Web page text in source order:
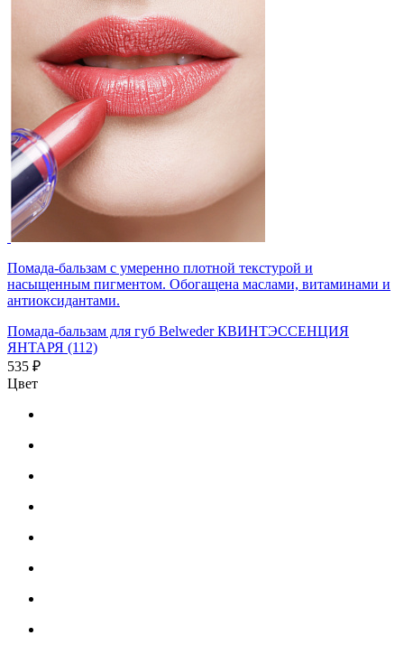
Помада-бальзам с умеренно плотной текстурой и
насыщенным пигментом. Обогащена маслами, витаминами и
антиоксидантами.
Помада-бальзам для губ Belweder КВИНТЭССЕНЦИЯ
ЯНТАРЯ (112)
535 ₽
Цвет